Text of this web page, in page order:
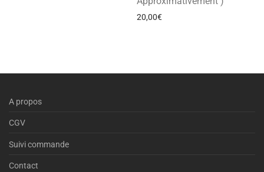
20,00€
A propos
CGV
Suivi commande
Contact